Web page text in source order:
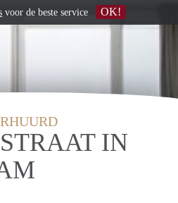
IN
voor de beste service OK!